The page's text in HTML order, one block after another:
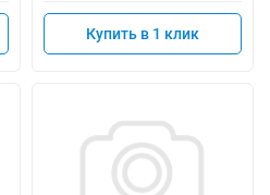
Купить в 1 клик